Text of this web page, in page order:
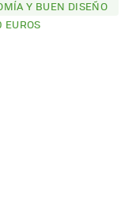
Y BUEN DISEÑO
EUROS